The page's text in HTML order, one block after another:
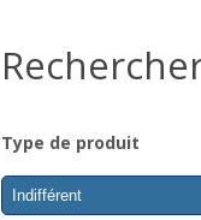
Type de produit